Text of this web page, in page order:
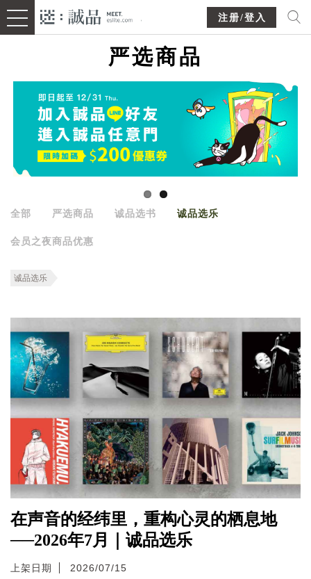
注册/登入
严选商品
全部 严选商品 诚品选书 诚品选乐
会员之夜商品优惠
诚品选乐
在声音的经纬里，重构心灵的栖息地
──2026年7月｜诚品选乐
上架日期 2026/07/15